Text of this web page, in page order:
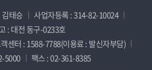
김태승
사업자등록 : 314-82-10024
: 대전 동구-0233호
센터 : 1588-7788(이용료 : 발신자부담)
5000
팩스 : 02-361-8385